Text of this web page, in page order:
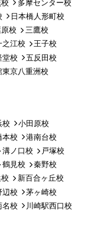
多摩センター校
日本橋人形町校
校
三鷹校
之江校
王子校
堂校
五反田校
東京八重洲校
校
小田原校
本校
港南台校
溝ノ口校
戸塚校
鶴見校
秦野校
新百合ヶ丘校
辺校
茅ヶ崎校
名校 川崎駅西口校